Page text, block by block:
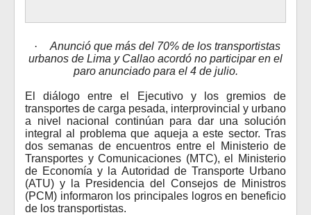
·
Anunció que más del 70% de los transportistas
urbanos de Lima y Callao acordó no participar en el
paro anunciado para el 4 de julio.
El diálogo entre el Ejecutivo y los gremios de
transportes de carga pesada, interprovincial y urbano
a nivel nacional continúan para dar una solución
integral al problema que aqueja a este sector. Tras
dos semanas de encuentros entre el Ministerio de
Transportes y Comunicaciones (MTC), el Ministerio
de Economía y la Autoridad de Transporte Urbano
(ATU) y la Presidencia del Consejos de Ministros
(PCM) informaron los principales logros en beneficio
de los transportistas.